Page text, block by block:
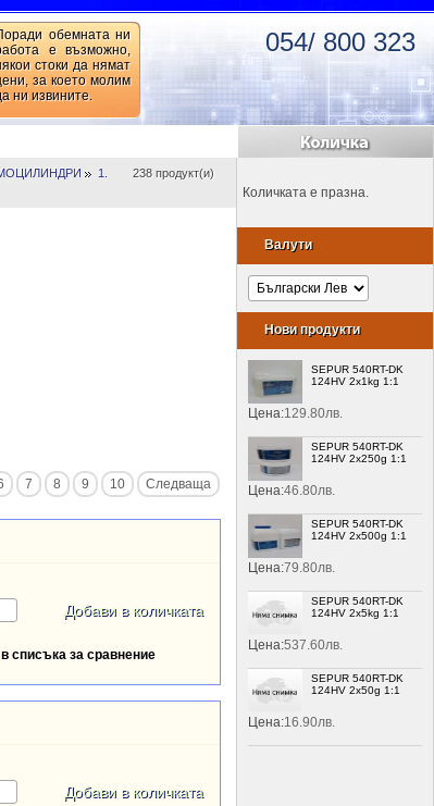
обемната ни
е възможно,
стоки да нямат
за което молим
ни извините.
054/ 800 323
238 продукт(и)
1.
7 8 9 10 Следваща
списъка за сравнение
Количката е празна.
Валути
Нови продукти
SEPUR 540RT-DK
124HV 2x1kg 1:1
Цена:129.80лв.
SEPUR 540RT-DK
124HV 2x250g 1:1
Цена:46.80лв.
SEPUR 540RT-DK
124HV 2x500g 1:1
Цена:79.80лв.
SEPUR 540RT-DK
124HV 2x5kg 1:1
Цена:537.60лв.
SEPUR 540RT-DK
124HV 2x50g 1:1
Цена:16.90лв.